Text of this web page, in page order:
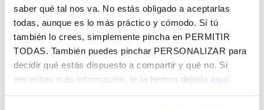
saber qué tal nos va. No estás obligado a aceptarlas
todas, aunque es lo más práctico y cómodo. Sí tú
también lo crees, simplemente pincha en PERMITIR
TODAS. También puedes pinchar PERSONALIZAR para
decidir qué estás dispuesto a compartir y qué no. Si
necesitas más información, te la hemos dejado aquí.
Solicitud
Todos los centros educativos del Territorio que lo deseen
pueden solicitar la actividad de forma gratuita a través del
correo electrónicoactividades@fundacionvital.eus
obtener más información en la línea de atención 945 064
367/945 064 355